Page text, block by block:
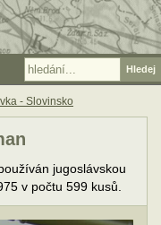
jugoslávskou
v počtu 599 kusů.
- Slovinsko